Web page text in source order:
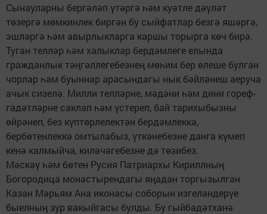
Сынауларны бергәләп үтәргә һәм куәтле дәүләт
төзергә мөмкинлек биргән бу сыйфатлар безгә яшәргә,
эшләргә һәм авырлыкларга каршы торырга көч бирә.
Туган телләр һәм халыклар бердәмлеге елында
гражданлык тәңгәллегебезнең мөһим бер өлеше булган
чорлар һәм буыннар арасындагы нык бәйләнеш аеруча
ачык сизелә. Милли телләрне, мәдәни һәм дини гореф-
гадәтләрне саклап һәм үстереп, бай тарихыбызны
өйрәнеп, без күптөрлелектән бердәмлеккә,
бербөтенлеккә омтылабыз, үткәнебезне данга күмеп
кенә калмыйча, киләчәгебезне дә төзибез.
Мәскәү һәм бөтен Русия Патриархы Кириллның
Богородица монастырендагы яңадан торгызылган
Казан Мәрьям Ана иконасы соборын изгеләндерүе
быелның зур вакыйгасы булды. Бу гыйбадәтханә